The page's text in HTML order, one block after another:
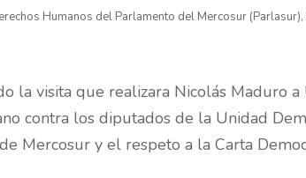
Humanos del Parlamento del Mercosur
la visita que realizara Nicolás Maduro a
contra los diputados de la Unidad
Mercosur y el respeto a la Carta